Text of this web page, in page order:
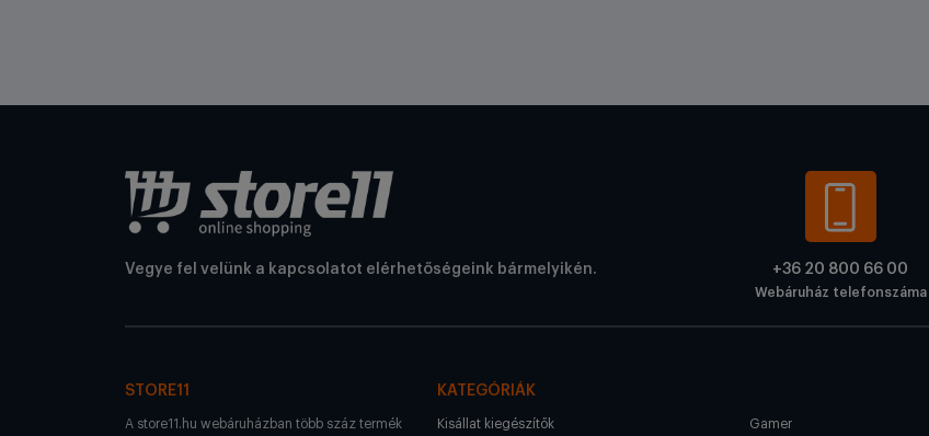
Vegye fel velünk a kapcsolatot elérhetőségeink bármelyikén. +36 20 800 66 00
Webáruház telefonszáma
STORE11
A store11.hu webáruházban több száz termék
KATEGÓRIÁK
Kisállat kiegészítők
Gamer